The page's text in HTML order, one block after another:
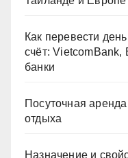
Как перевести
счёт: VietcomBank,
банки
Посуточная
отдыха
Назначение и